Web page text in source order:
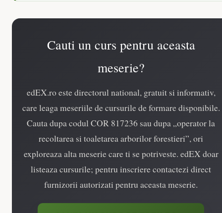
Cauti un curs pentru aceasta
meserie?
edEX.ro este directorul national, gratuit si informativ,
care leaga meseriile de cursurile de formare disponibile.
Cauta dupa codul COR 817236 sau dupa „operator la
recoltarea si toaletarea arborilor forestieri”, ori
exploreaza alta meserie care ti se potriveste. edEX doar
listeaza cursurile; pentru inscriere contactezi direct
furnizorii autorizati pentru aceasta meserie.